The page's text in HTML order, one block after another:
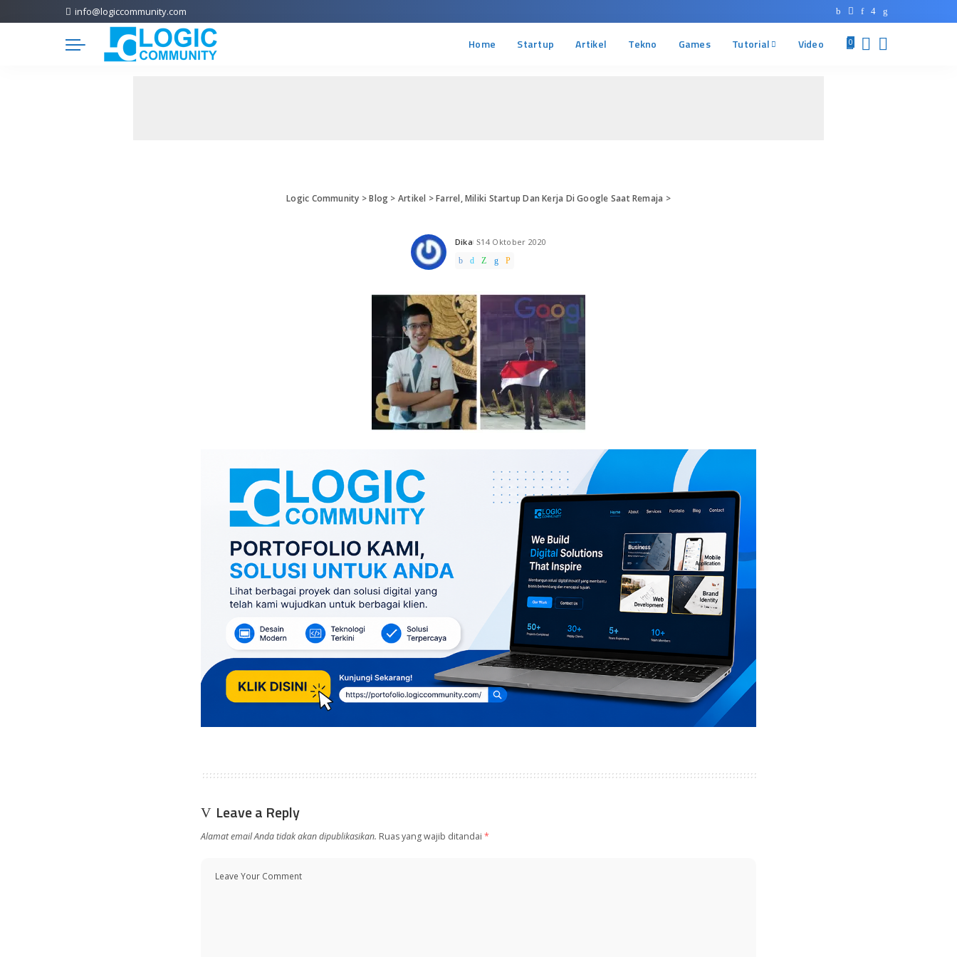
info@logiccommunity.com
Home Startup Artikel Tekno Games Tutorial Video 0
Logic Community >Blog > Artikel >Farrel, Miliki Startup Dan Kerja Di Google Saat Remaja >
Posted
by
Dika 14 Oktober 2020
Leave a Reply
Alamat email Anda tidak akan dipublikasikan. Ruas yang wajib ditandai *